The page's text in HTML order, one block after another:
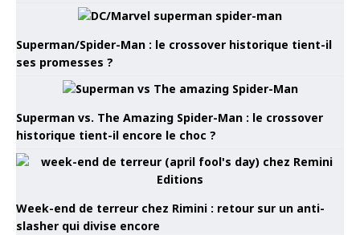
Superman/Spider-Man : le crossover historique tient-il
ses promesses ?
Superman vs. The Amazing Spider-Man : le crossover
historique tient-il encore le choc ?
Week-end de terreur chez Rimini : retour sur un anti-
slasher qui divise encore